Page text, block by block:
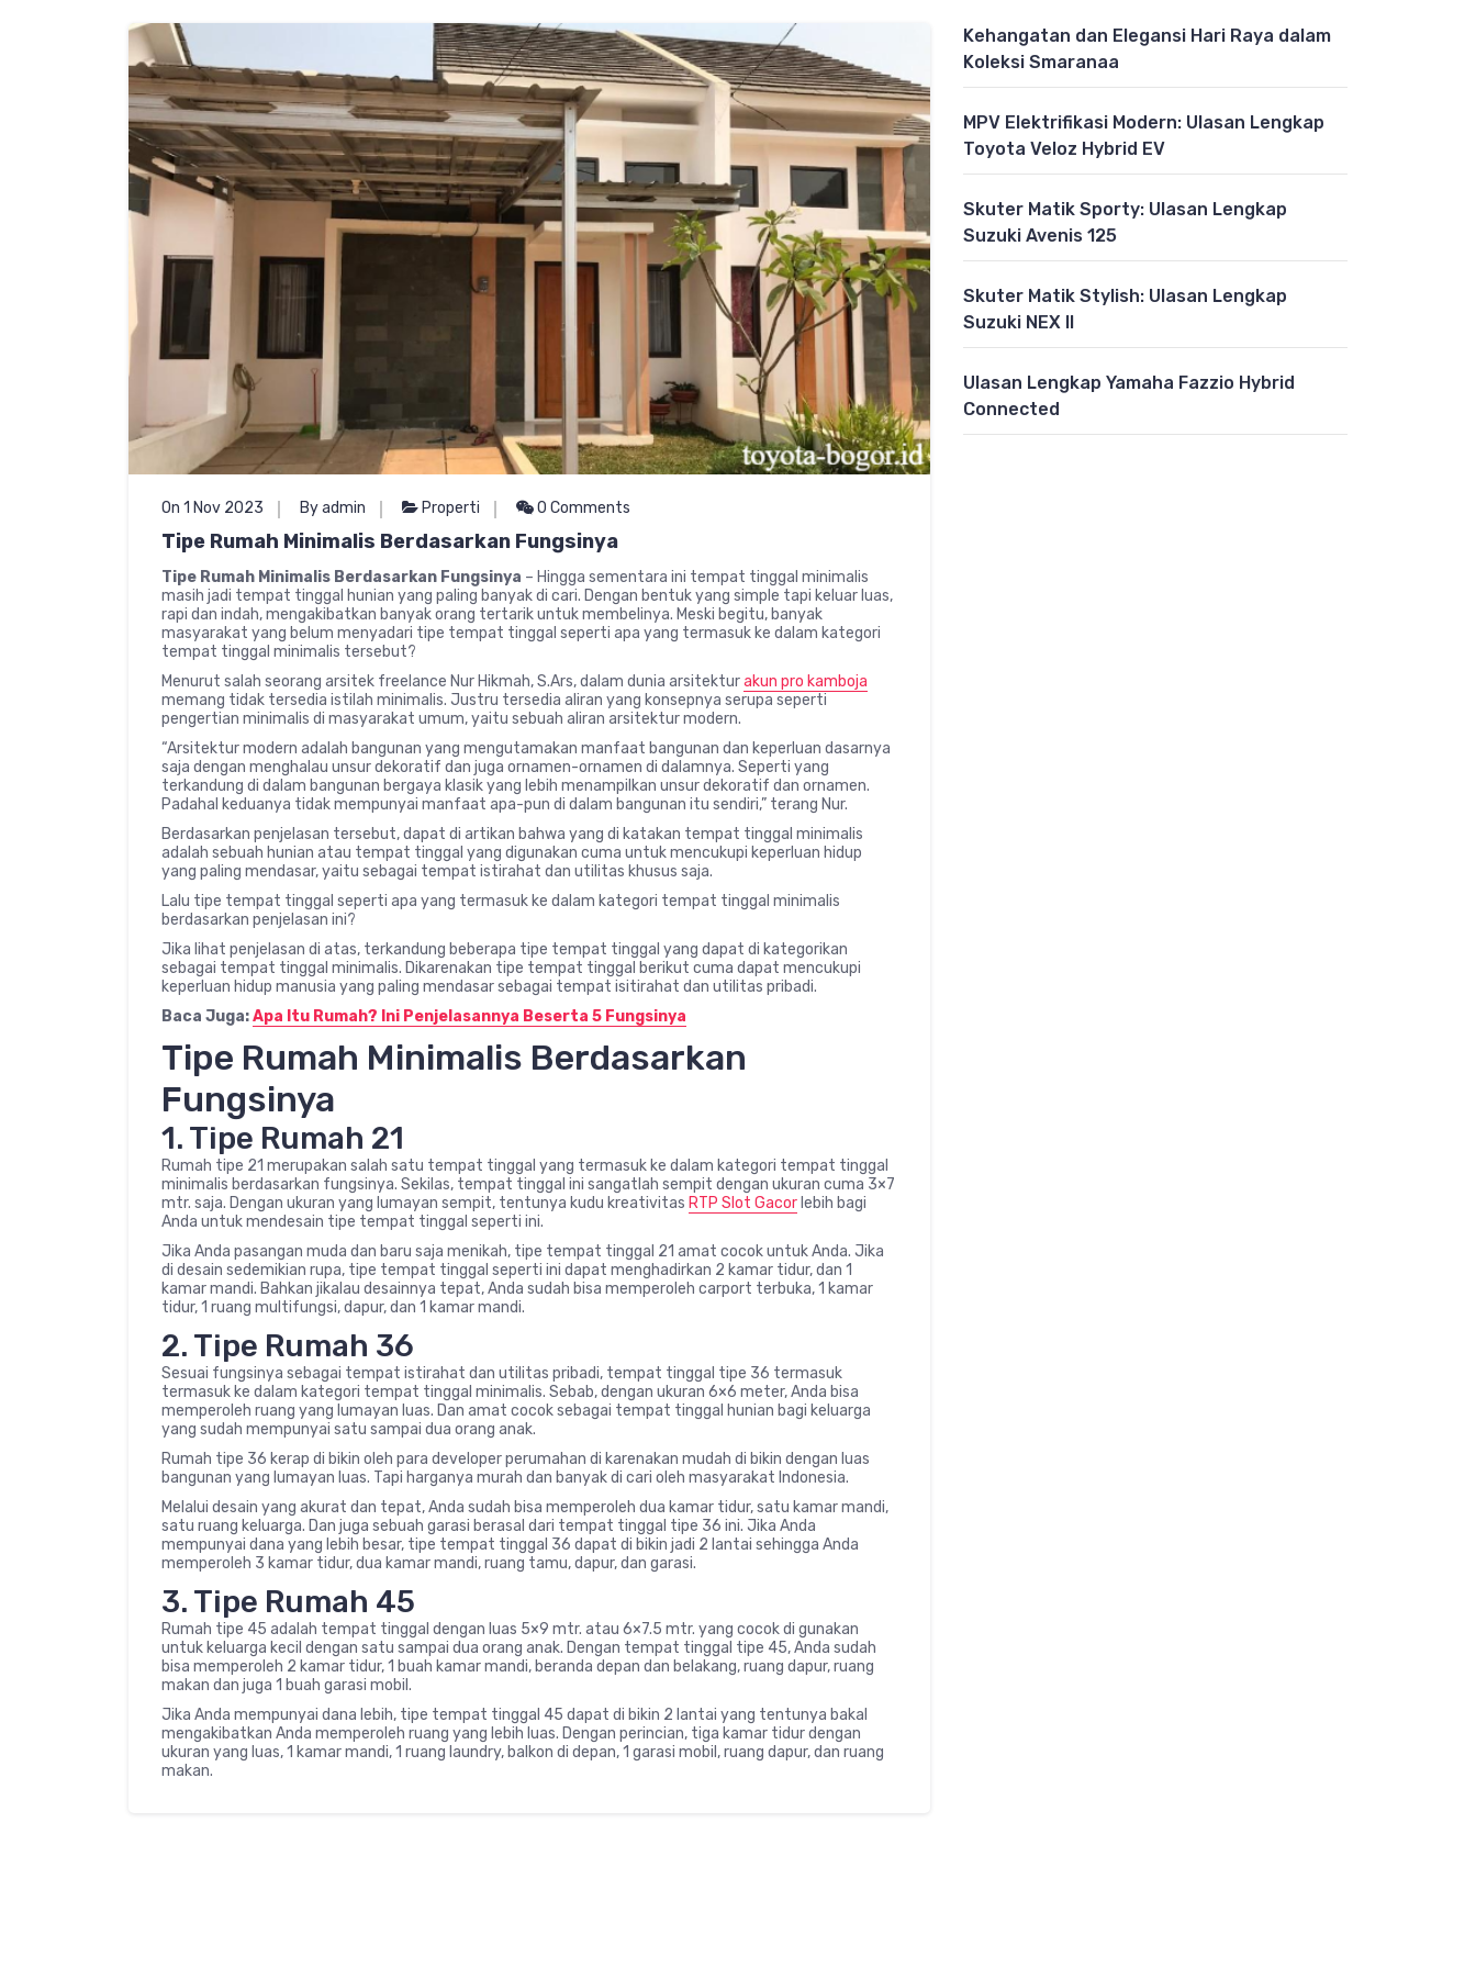
On 1 Nov 2023 By admin Properti 0 Comments
Tipe Rumah Minimalis Berdasarkan Fungsinya
Tipe Rumah Minimalis Berdasarkan Fungsinya – Hingga sementara ini tempat tinggal minimalis
masih jadi tempat tinggal hunian yang paling banyak di cari. Dengan bentuk yang simple tapi keluar luas,
rapi dan indah, mengakibatkan banyak orang tertarik untuk membelinya. Meski begitu, banyak
masyarakat yang belum menyadari tipe tempat tinggal seperti apa yang termasuk ke dalam kategori
tempat tinggal minimalis tersebut?
Menurut salah seorang arsitek freelance Nur Hikmah, S.Ars, dalam dunia arsitekturakun pro kamboja
memang tidak tersedia istilah minimalis. Justru tersedia aliran yang konsepnya serupa seperti
pengertian minimalis di masyarakat umum, yaitu sebuah aliran arsitektur modern.
“Arsitektur modern adalah bangunan yang mengutamakan manfaat bangunan dan keperluan dasarnya
saja dengan menghalau unsur dekoratif dan juga ornamen-ornamen di dalamnya. Seperti yang
terkandung di dalam bangunan bergaya klasik yang lebih menampilkan unsur dekoratif dan ornamen.
Padahal keduanya tidak mempunyai manfaat apa-pun di dalam bangunan itu sendiri,” terang Nur.
Berdasarkan penjelasan tersebut, dapat di artikan bahwa yang di katakan tempat tinggal minimalis
adalah sebuah hunian atau tempat tinggal yang digunakan cuma untuk mencukupi keperluan hidup
yang paling mendasar, yaitu sebagai tempat istirahat dan utilitas khusus saja.
Lalu tipe tempat tinggal seperti apa yang termasuk ke dalam kategori tempat tinggal minimalis
berdasarkan penjelasan ini?
Jika lihat penjelasan di atas, terkandung beberapa tipe tempat tinggal yang dapat di kategorikan
sebagai tempat tinggal minimalis. Dikarenakan tipe tempat tinggal berikut cuma dapat mencukupi
keperluan hidup manusia yang paling mendasar sebagai tempat isitirahat dan utilitas pribadi.
Baca Juga:Apa Itu Rumah? Ini Penjelasannya Beserta 5 Fungsinya
Tipe Rumah Minimalis Berdasarkan
Fungsinya
1. Tipe Rumah 21
Rumah tipe 21 merupakan salah satu tempat tinggal yang termasuk ke dalam kategori tempat tinggal
minimalis berdasarkan fungsinya. Sekilas, tempat tinggal ini sangatlah sempit dengan ukuran cuma 3×7
mtr. saja. Dengan ukuran yang lumayan sempit, tentunya kudu kreativitas RTP Slot Gacor lebih bagi
Anda untuk mendesain tipe tempat tinggal seperti ini.
Jika Anda pasangan muda dan baru saja menikah, tipe tempat tinggal 21 amat cocok untuk Anda. Jika
di desain sedemikian rupa, tipe tempat tinggal seperti ini dapat menghadirkan 2 kamar tidur, dan 1
kamar mandi. Bahkan jikalau desainnya tepat, Anda sudah bisa memperoleh carport terbuka, 1 kamar
tidur, 1 ruang multifungsi, dapur, dan 1 kamar mandi.
2. Tipe Rumah 36
Sesuai fungsinya sebagai tempat istirahat dan utilitas pribadi, tempat tinggal tipe 36 termasuk
termasuk ke dalam kategori tempat tinggal minimalis. Sebab, dengan ukuran 6×6 meter, Anda bisa
memperoleh ruang yang lumayan luas. Dan amat cocok sebagai tempat tinggal hunian bagi keluarga
yang sudah mempunyai satu sampai dua orang anak.
Rumah tipe 36 kerap di bikin oleh para developer perumahan di karenakan mudah di bikin dengan luas
bangunan yang lumayan luas. Tapi harganya murah dan banyak di cari oleh masyarakat Indonesia.
Melalui desain yang akurat dan tepat, Anda sudah bisa memperoleh dua kamar tidur, satu kamar mandi,
satu ruang keluarga. Dan juga sebuah garasi berasal dari tempat tinggal tipe 36 ini. Jika Anda
mempunyai dana yang lebih besar, tipe tempat tinggal 36 dapat di bikin jadi 2 lantai sehingga Anda
memperoleh 3 kamar tidur, dua kamar mandi, ruang tamu, dapur, dan garasi.
3. Tipe Rumah 45
Rumah tipe 45 adalah tempat tinggal dengan luas 5×9 mtr. atau 6×7.5 mtr. yang cocok di gunakan
untuk keluarga kecil dengan satu sampai dua orang anak. Dengan tempat tinggal tipe 45, Anda sudah
bisa memperoleh 2 kamar tidur, 1 buah kamar mandi, beranda depan dan belakang, ruang dapur, ruang
makan dan juga 1 buah garasi mobil.
Jika Anda mempunyai dana lebih, tipe tempat tinggal 45 dapat di bikin 2 lantai yang tentunya bakal
mengakibatkan Anda memperoleh ruang yang lebih luas. Dengan perincian, tiga kamar tidur dengan
ukuran yang luas, 1 kamar mandi, 1 ruang laundry, balkon di depan, 1 garasi mobil, ruang dapur, dan ruang
makan.
Kehangatan dan Elegansi Hari Raya dalam
Koleksi Smaranaa
MPV Elektrifikasi Modern: Ulasan Lengkap
Toyota Veloz Hybrid EV
Skuter Matik Sporty: Ulasan Lengkap
Suzuki Avenis 125
Skuter Matik Stylish: Ulasan Lengkap
Suzuki NEX II
Ulasan Lengkap Yamaha Fazzio Hybrid
Connected